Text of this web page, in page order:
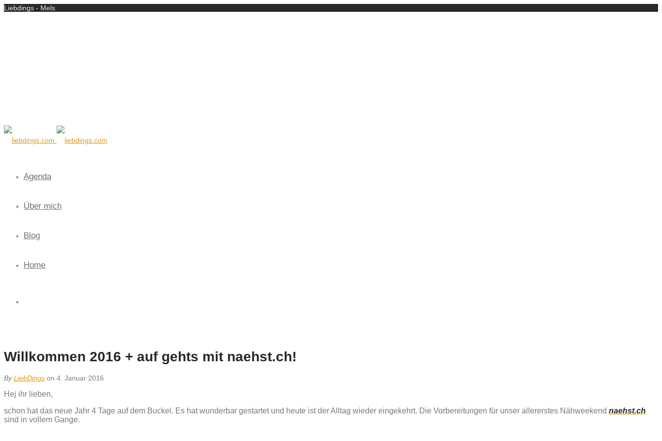
Liebdings - Mels
Agenda
Über mich
Blog
Home
Willkommen 2016 + auf gehts mit naehst.ch!
ByLiebDings on 4. Januar 2016
Hej ihr lieben,
schon hat das neue Jahr 4 Tage auf dem Buckel. Es hat wunderbar gestartet und heute ist der Alltag wieder eingekehrt. Die Vorbereitungen für unser allererstes Nähweekend naehst.ch
sind in vollem Gange.